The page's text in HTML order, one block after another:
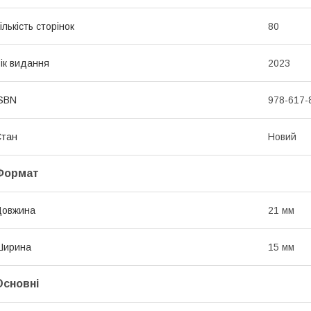
сторінок 80
видання 2023
978-617-
Новий
21 мм
15 мм